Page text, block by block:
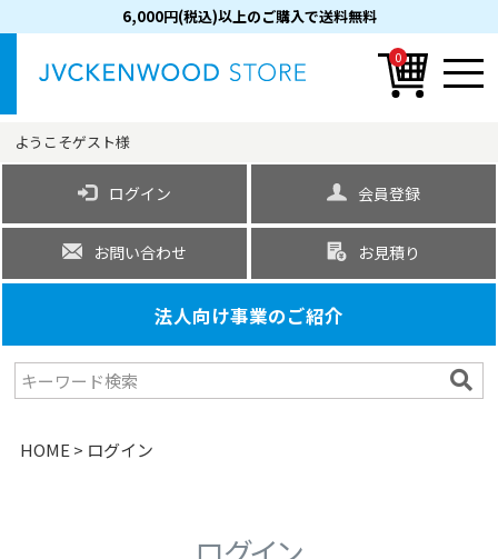
6,000円(税込)以上のご購入で送料無料
0
ようこそゲスト様
ログイン 会員登録
お問い合わせ お見積り
法人向け事業のご紹介
HOME ログイン